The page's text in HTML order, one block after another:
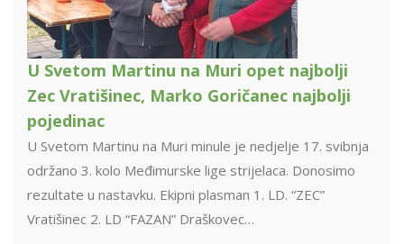
U Svetom Martinu na Muri opet najbolji
Zec Vratišinec, Marko Goričanec najbolji
pojedinac
U Svetom Martinu na Muri minule je nedjelje 17. svibnja
održano 3. kolo Međimurske lige strijelaca. Donosimo
rezultate u nastavku. Ekipni plasman 1. LD. “ZEC”
Vratišinec 2. LD “FAZAN” Draškovec…